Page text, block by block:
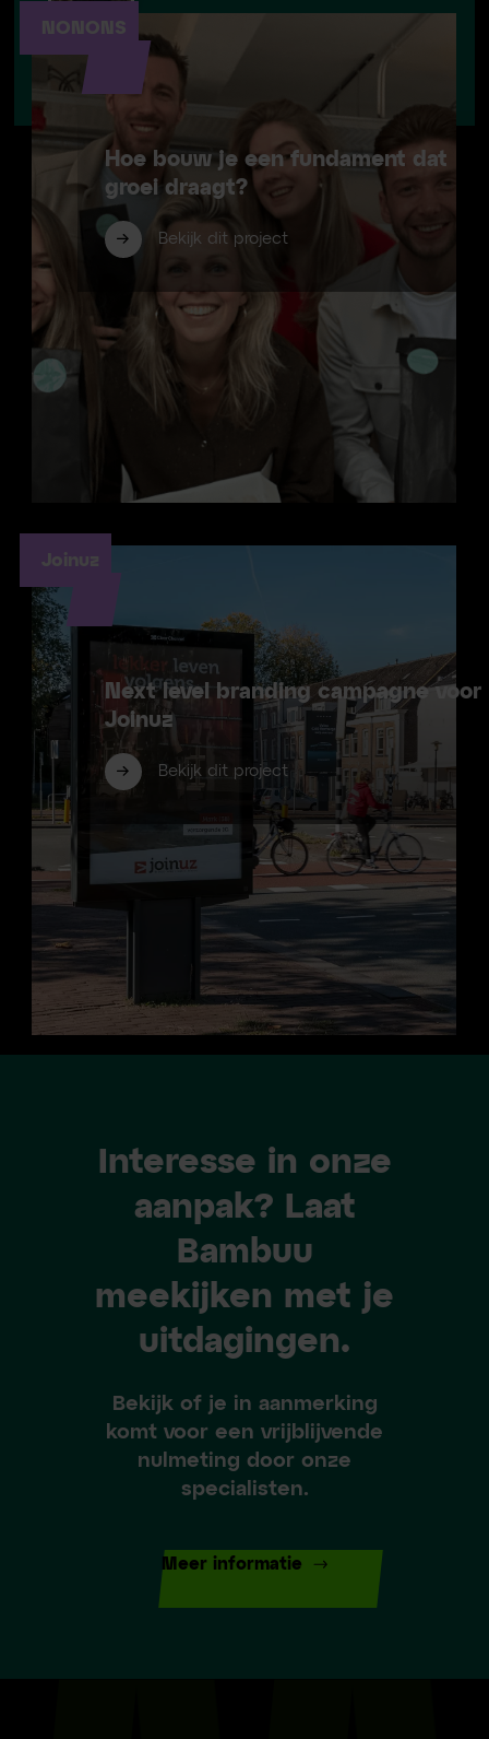
Tanja van den Akker
Management Forsa Advies
Hoe bouw je een fundament dat
groei draagt?
Bekijk dit project
NONONS
Next level branding campagne voor
Joinuz
Bekijk dit project
Joinuz
Interesse in onze
aanpak? Laat
Bambuu
meekijken met je
uitdagingen.
Bekijk of je in aanmerking
komt voor een vrijblijvende
nulmeting door onze
specialisten.
Meer informatie